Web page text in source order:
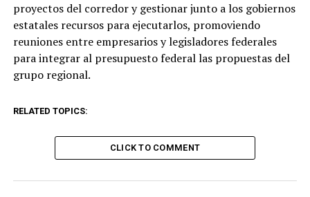
proyectos del corredor y gestionar junto a los gobiernos
estatales recursos para ejecutarlos, promoviendo
reuniones entre empresarios y legisladores federales
para integrar al presupuesto federal las propuestas del
grupo regional.
RELATED TOPICS:
CLICK TO COMMENT